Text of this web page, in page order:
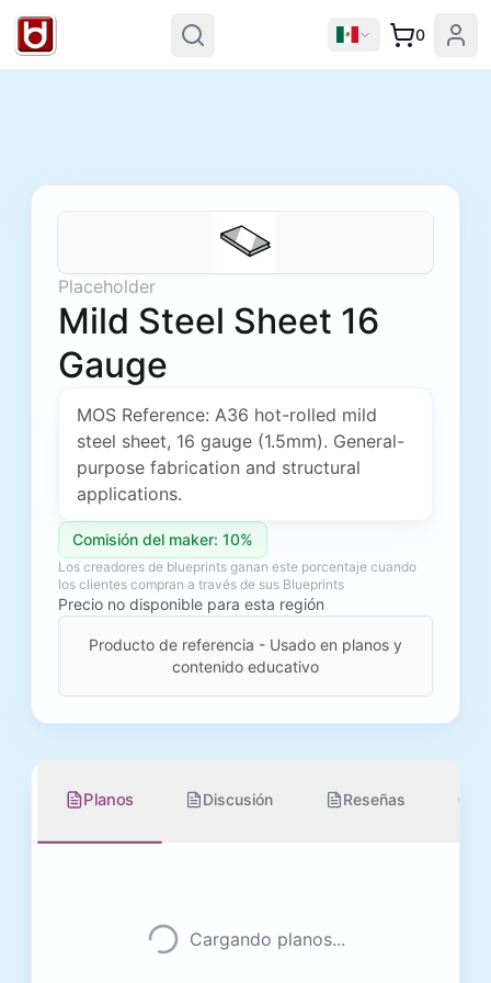
0
Placeholder
Mild Steel Sheet 16
Gauge
MOS Reference: A36 hot-rolled mild
steel sheet, 16 gauge (1.5mm). General-
purpose fabrication and structural
applications.
Comisión del maker: 10%
Los creadores de blueprints ganan este porcentaje cuando
los clientes compran a través de sus Blueprints
Precio no disponible para esta región
Producto de referencia - Usado en planos y
contenido educativo
Planos Discusión Reseñas
Cargando planos...